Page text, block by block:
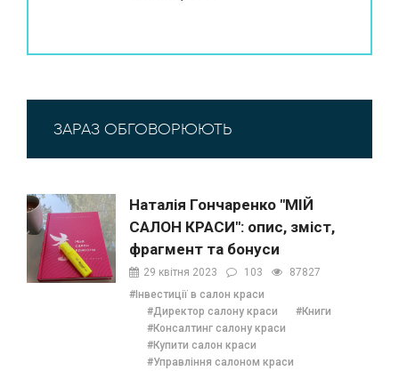
ЗАРАЗ ОБГОВОРЮЮТЬ
Наталія Гончаренко "МІЙ
САЛОН КРАСИ": опис, зміст,
фрагмент та бонуси
29 квітня 2023 103
87827
#Інвестиції в салон краси
#Директор салону краси
#Книги
#Консалтинг салону краси
#Купити салон краси
#Управління салоном краси